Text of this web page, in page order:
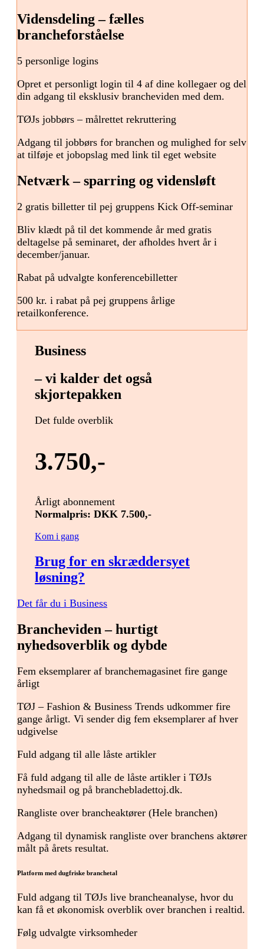
Vidensdeling – fælles
brancheforståelse
5 personlige logins
Opret et personligt login til 4 af dine kollegaer og del
din adgang til eksklusiv brancheviden med dem.
TØJs jobbørs – målrettet rekruttering
Adgang til jobbørs for branchen og mulighed for selv
at tilføje et jobopslag med link til eget website
Netværk – sparring og vidensløft
2 gratis billetter til pej gruppens Kick Off-seminar
Bliv klædt på til det kommende år med gratis
deltagelse på seminaret, der afholdes hvert år i
december/januar.
Rabat på udvalgte konferencebilletter
500 kr. i rabat på pej gruppens årlige
retailkonference.
Business
– vi kalder det også
skjortepakken
Det fulde overblik
3.750,-
Årligt abonnement
Normalpris: DKK 7.500,-
Kom i gang
Brug for en skræddersyet
løsning?
Det får du i Business
Brancheviden – hurtigt
nyhedsoverblik og dybde
Fem eksemplarer af branchemagasinet fire gange
årligt
TØJ – Fashion & Business Trends udkommer fire
gange årligt. Vi sender dig fem eksemplarer af hver
udgivelse
Fuld adgang til alle låste artikler
Få fuld adgang til alle de låste artikler i TØJs
nyhedsmail og på branchebladettoj.dk.
Rangliste over brancheaktører (Hele branchen)
Adgang til dynamisk rangliste over branchens aktører
målt på årets resultat.
Platform med dugfriske branchetal
Fuld adgang til TØJs live brancheanalyse, hvor du
kan få et økonomisk overblik over branchen i realtid.
Følg udvalgte virksomheder